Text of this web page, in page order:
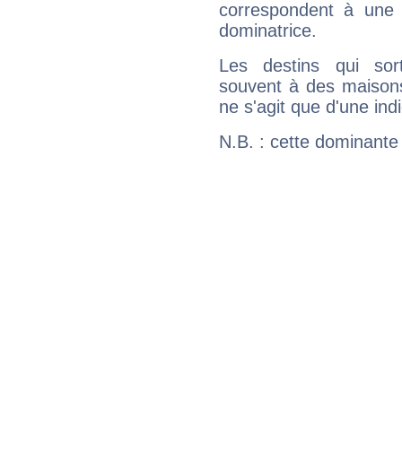
correspondent à une
dominatrice.
Les destins qui
souvent à des
ne s'agit que d'une
N.B. : cette